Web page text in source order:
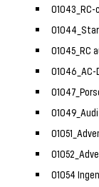
01045_RC
01054